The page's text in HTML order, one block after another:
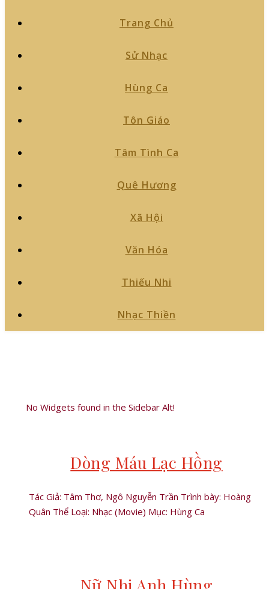
Trang Chủ
Sử Nhạc
Hùng Ca
Tôn Giáo
Tâm Tình Ca
Quê Hương
Xã Hội
Văn Hóa
Thiếu Nhi
Nhạc Thiền
No Widgets found in the Sidebar Alt!
Dòng Máu Lạc Hồng
Tác Giả: Tâm Thơ, Ngô Nguyễn Trần Trình bày: Hoàng
Quân Thể Loại: Nhạc (Movie) Mục: Hùng Ca